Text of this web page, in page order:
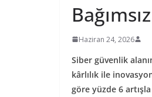
Haziran 24, 2026
Siber güvenlik
kârlılık ile
göre yüzde 6